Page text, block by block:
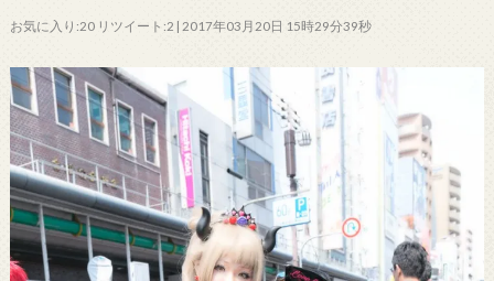
お気に入り:20 リツイート:2 | 2017年03月20日 15時29分39秒